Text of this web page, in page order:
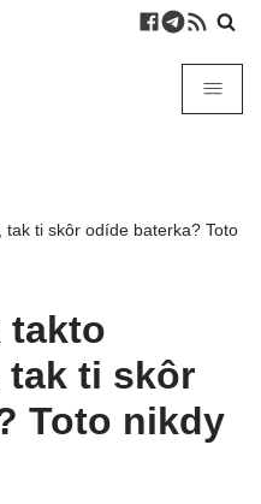
ti skôr odíde baterka? Toto
takto
tak ti skôr
Toto nikdy